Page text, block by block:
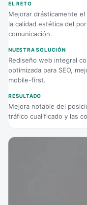
EL RETO
Mejorar drásticamente
la calidad estética del
comunicación.
NUESTRA SOLUCIÓN
Rediseño web integral
optimizada para SEO,
mobile-first.
RESULTADO
Mejora notable del
tráfico cualificado y las